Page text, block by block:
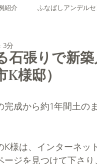
紹介 ふなばしアンデル
庭のリフォーム（リガ
石張りで新
様邸）
3分
完成から約1年間土の
K様は、インターネ
ジを見つけて下さ